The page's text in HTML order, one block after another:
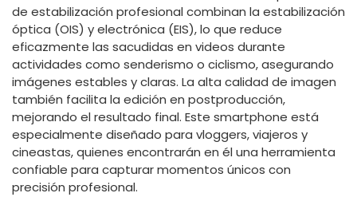
de estabilización profesional combinan la estabilización
óptica (OIS) y electrónica (EIS), lo que reduce
eficazmente las sacudidas en videos durante
actividades como senderismo o ciclismo, asegurando
imágenes estables y claras. La alta calidad de imagen
también facilita la edición en postproducción,
mejorando el resultado final. Este smartphone está
especialmente diseñado para vloggers, viajeros y
cineastas, quienes encontrarán en él una herramienta
confiable para capturar momentos únicos con
precisión profesional.